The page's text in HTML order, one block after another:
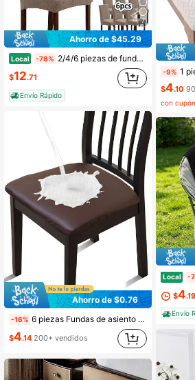
7
Ahorro de $45.29
Local -78% 2/4/6 piezas de fundas impermeables para sillas de restaurante, fundas para sillas de comedor, fundas protectoras, fundas elásticas para sillas de cocina, fundas para sillas de sacerdote de jacquard, fundas protectoras para sillas extraíbles y lavables para el hogar, restaurante, banquete gris claro, gris oscuro, azul claro
$12.71
Envío Rápido
Ahorro de $0.76
-16% 6 piezas Fundas de asiento de silla de PU impermeables, protectores de asiento de silla para cocina, hotel (PU Negro, 6 piezas)
$4.14 200+ vendidos
-9% 1
$4.10
con cupón
Local -
$4.19
Envío